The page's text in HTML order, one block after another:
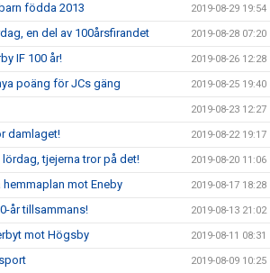
födda 2013 2019-08-29 19:54
en del av 100årsfirandet 2019-08-28 07:20
IF 100 år! 2019-08-26 12:28
poäng för JCs gäng 2019-08-25 19:40
2019-08-23 12:27
damlaget! 2019-08-22 19:17
tjejerna tror på det! 2019-08-20 11:06
mot Eneby 2019-08-17 18:28
år tillsammans! 2019-08-13 21:02
mot Högsby 2019-08-11 08:31
2019-08-09 10:25